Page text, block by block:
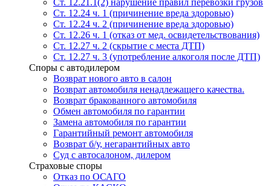
Ст. 12.21.1(2) нарушение правил перевозки грузов
Ст. 12.24 ч. 1 (причинение вреда здоровью)
Ст. 12.24 ч. 2 (причинение вреда здоровью)
Ст. 12.26 ч. 1 (отказ от мед. освидетельствования)
Ст. 12.27 ч. 2 (скрытие с места ДТП)
Ст. 12.27 ч. 3 (употребление алкоголя после ДТП)
Споры с автодилером
Возврат нового авто в салон
Возврат автомобиля ненадлежащего качества.
Возврат бракованного автомобиля
Обмен автомобиля по гарантии
Замена автомобиля по гарантии
Гарантийный ремонт автомобиля
Возврат б/у, негарантийных авто
Суд с автосалоном, дилером
Страховые споры
Отказ по ОСАГО